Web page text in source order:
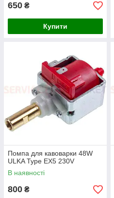
650 ₴
Купити
Помпа для кавоварки 48W
ULKA Type EX5 230V
В наявності
800 ₴